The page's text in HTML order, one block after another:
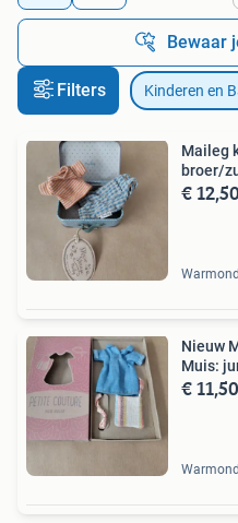
Bewaar
Filters Kinderen en
Maileg
broer/
€ 12,50
Warmond
Nieuw
Muis:
€ 11,50
Warmond